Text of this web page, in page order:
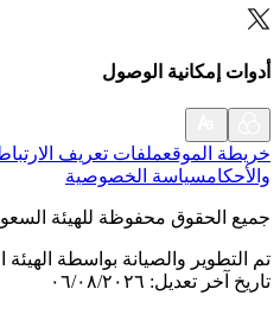
أدوات إمكانية الوصول
خريطة الموقعملفات تعريف
والأحكامسياسة الخصوصية
جميع الحقوق محفوظة للهيئة
تم التطوير والصيانة بواسطة الهيئة
تاريخ آخر تعديل: ٠٦/٠٨/٢٠٢٦